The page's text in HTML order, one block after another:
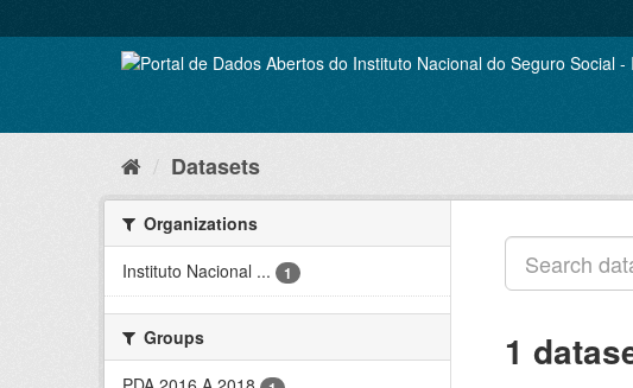
to
Datasets
Organizations
Instituto Nacional ...
1
Groups
1